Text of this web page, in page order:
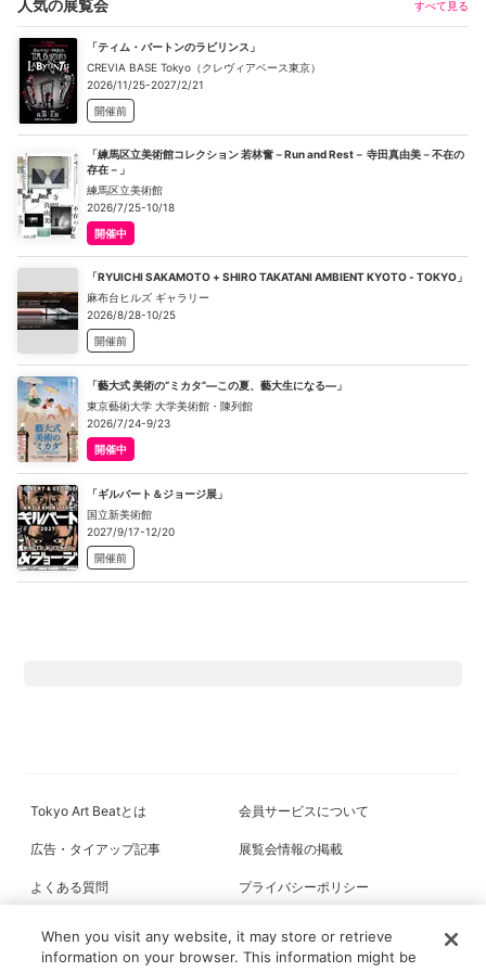
人気の展覧会 すべて見る
「ティム・バートンのラビリンス」
CREVIA BASE Tokyo（クレヴィアベース東京）
2026/11/25-2027/2/21
開催前
「練馬区立美術館コレクション 若林奮－Run and Rest－ 寺田真由美－不在の
存在－」
練馬区立美術館
2026/7/25-10/18
開催中
「RYUICHI SAKAMOTO + SHIRO TAKATANI AMBIENT KYOTO - TOKYO」
麻布台ヒルズ ギャラリー
2026/8/28-10/25
開催前
「藝大式 美術の“ミカタ”―この夏、藝大生になる―」
東京藝術大学 大学美術館・陳列館
2026/7/24-9/23
開催中
「ギルバート＆ジョージ展」
国立新美術館
2027/9/17-12/20
開催前
Tokyo Art Beatとは 会員サービスについて
広告・タイアップ記事 展覧会情報の掲載
よくある質問 プライバシーポリシー
When you visit any website, it may store or retrieve
information on your browser. This information might be